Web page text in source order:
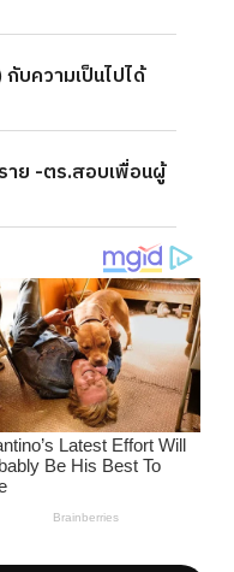
บความเป็นไปได้
าย -ตร.สอบเพื่อนผู้